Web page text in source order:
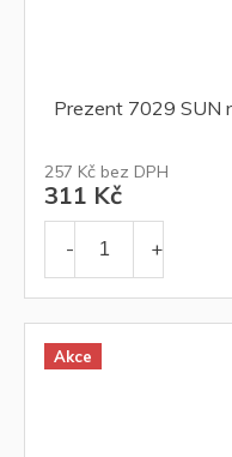
Prezent 7029 SUN
257 Kč bez DPH
311 Kč
Akce